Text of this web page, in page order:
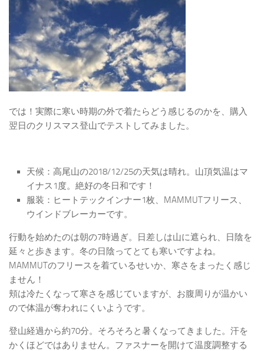
では！実際に寒い時期の外で着たらどう感じるのかを、購入
翌日のクリスマス登山でテストしてみました。
天候：高尾山の2018/12/25の天気は晴れ。山頂気温はマ
イナス1度。絶好の冬日和です！
服装：ヒートテックインナー1枚、MAMMUTフリース、
ウインドブレーカーです。
行動を始めたのは朝の7時過ぎ。日差しは山に遮られ、日陰を
延々と歩きます。冬の日陰ってとても寒いですよね。
MAMMUTのフリースを着ているせいか、寒さをまったく感じ
ません！
頬は冷たくなって寒さを感じていますが、お腹周りが温かい
ので体温が奪われにくいようです。
登山経過から約70分。そろそろと暑くなってきました。汗を
かくほどではありません。ファスナーを開けて温度調整する